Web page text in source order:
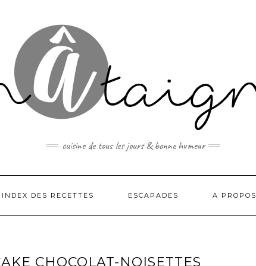
cuisine de tous les jours & bonne humeur
INDEX DES RECETTES ESCAPADES A PROPOS
CHOCOLAT-NOISETTES